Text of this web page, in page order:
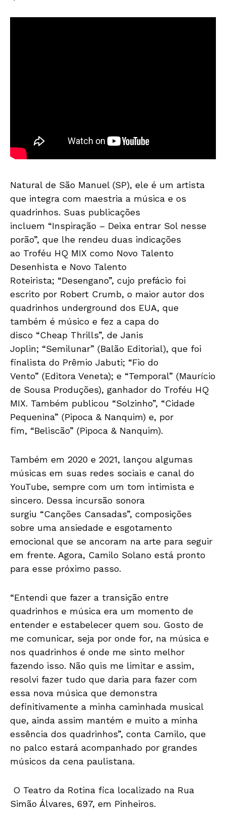
Natural de São Manuel (SP), ele é um artista
que integra com maestria a música e os
quadrinhos. Suas publicações
incluem “Inspiração – Deixa entrar Sol nesse
porão”, que lhe rendeu duas indicações
ao Troféu HQ MIX como Novo Talento
Desenhista e Novo Talento
Roteirista; “Desengano”, cujo prefácio foi
escrito por Robert Crumb, o maior autor dos
quadrinhos underground dos EUA, que
também é músico e fez a capa do
disco “Cheap Thrills”, de Janis
Joplin; “Semilunar” (Balão Editorial), que foi
finalista do Prêmio Jabuti; “Fio do
Vento” (Editora Veneta); e “Temporal” (Maurício
de Sousa Produções), ganhador do Troféu HQ
MIX. Também publicou “Solzinho”, “Cidade
Pequenina” (Pipoca & Nanquim) e, por
fim, “Beliscão” (Pipoca & Nanquim).
Também em 2020 e 2021, lançou algumas
músicas em suas redes sociais e canal do
YouTube, sempre com um tom intimista e
sincero. Dessa incursão sonora
surgiu “Canções Cansadas”, composições
sobre uma ansiedade e esgotamento
emocional que se ancoram na arte para seguir
em frente. Agora, Camilo Solano está pronto
para esse próximo passo.
“Entendi que fazer a transição entre
quadrinhos e música era um momento de
entender e estabelecer quem sou. Gosto de
me comunicar, seja por onde for, na música e
nos quadrinhos é onde me sinto melhor
fazendo isso. Não quis me limitar e assim,
resolvi fazer tudo que daria para fazer com
essa nova música que demonstra
definitivamente a minha caminhada musical
que, ainda assim mantém e muito a minha
essência dos quadrinhos”, conta Camilo, que
no palco estará acompanhado por grandes
músicos da cena paulistana.
O Teatro da Rotina fica localizado na Rua
Simão Álvares, 697, em Pinheiros.